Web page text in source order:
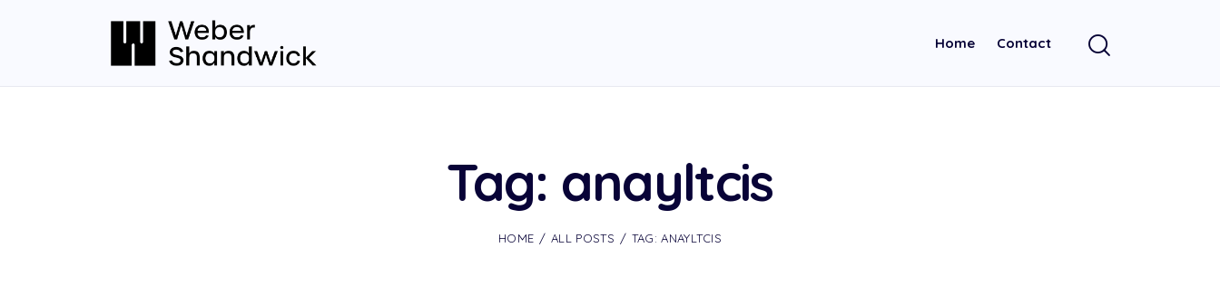
Home Contact
Tag: anayltcis
HOME ALL POSTS TAG: ANAYLTCIS